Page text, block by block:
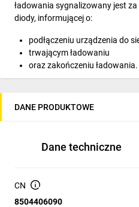
ładowania sygnalizowany jest
diody, informującej o:
podłączeniu urządzenia do
trwającym ładowaniu
oraz zakończeniu ładowania.
Ładowarka wyposażona
Dodatkowo, posiada wytrzymały
dla akumulatorów litowo-
DANE PRODUKTOWE
Dane techniczne
CN
8504406090